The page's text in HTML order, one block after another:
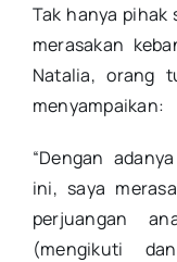
Tak hanya
merasakan
Natalia, orang
menyampaikan:
“Dengan
ini, saya
perjuangan
(mengikuti